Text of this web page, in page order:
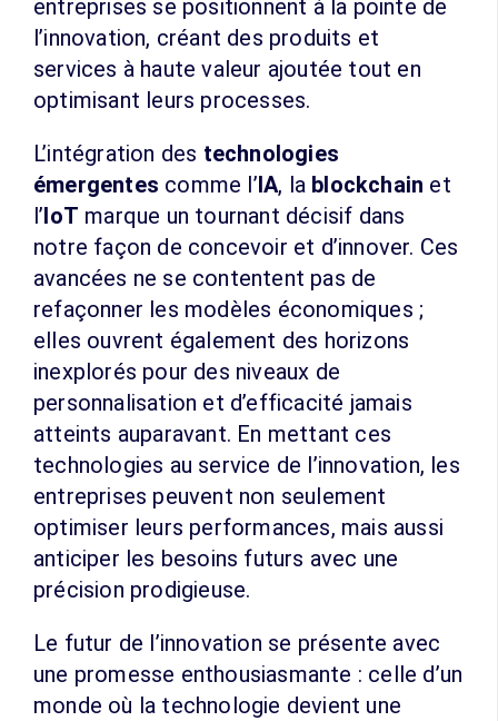
entreprises se positionnent à la pointe de
l’innovation, créant des produits et
services à haute valeur ajoutée tout en
optimisant leurs processes.
L’intégration des technologies
émergentes comme l’IA, la blockchain et
l’IoT marque un tournant décisif dans
notre façon de concevoir et d’innover. Ces
avancées ne se contentent pas de
refaçonner les modèles économiques ;
elles ouvrent également des horizons
inexplorés pour des niveaux de
personnalisation et d’efficacité jamais
atteints auparavant. En mettant ces
technologies au service de l’innovation, les
entreprises peuvent non seulement
optimiser leurs performances, mais aussi
anticiper les besoins futurs avec une
précision prodigieuse.
Le futur de l’innovation se présente avec
une promesse enthousiasmante : celle d’un
monde où la technologie devient une